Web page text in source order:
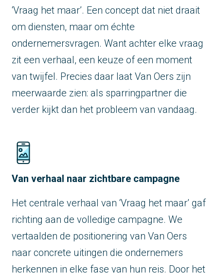
‘Vraag het maar’. Een concept dat niet draait
om diensten, maar om échte
ondernemersvragen. Want achter elke vraag
zit een verhaal, een keuze of een moment
van twijfel. Precies daar laat Van Oers zijn
meerwaarde zien: als sparringpartner die
verder kijkt dan het probleem van vandaag.
Van verhaal naar zichtbare campagne
Het centrale verhaal van ‘Vraag het maar’ gaf
richting aan de volledige campagne. We
vertaalden de positionering van Van Oers
naar concrete uitingen die ondernemers
herkennen in elke fase van hun reis. Door het